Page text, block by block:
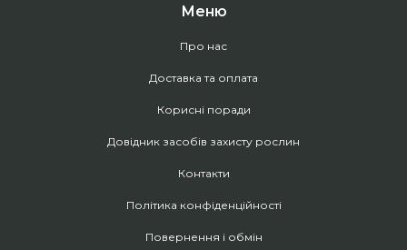
Меню
Про нас
Доставка та оплата
Корисні поради
Довідник засобів захисту рослин
Контакти
Політика конфіденційності
Повернення і обмін